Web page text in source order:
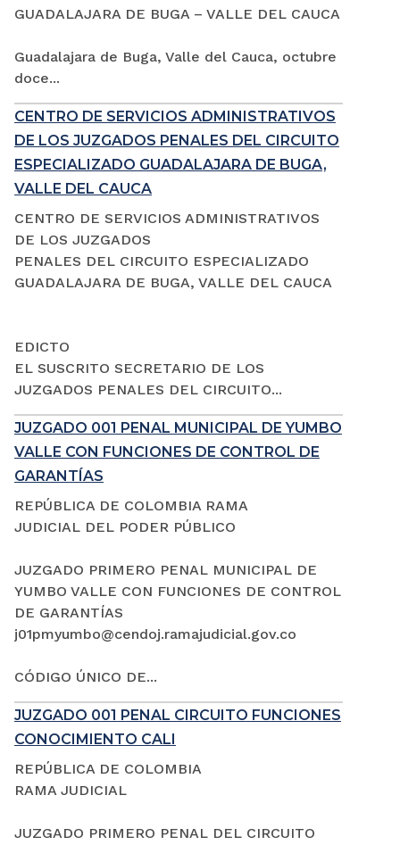
GUADALAJARA DE BUGA – VALLE DEL CAUCA
Guadalajara de Buga, Valle del Cauca, octubre
doce...
CENTRO DE SERVICIOS ADMINISTRATIVOS
DE LOS JUZGADOS PENALES DEL CIRCUITO
ESPECIALIZADO GUADALAJARA DE BUGA,
VALLE DEL CAUCA
CENTRO DE SERVICIOS ADMINISTRATIVOS
DE LOS JUZGADOS
PENALES DEL CIRCUITO ESPECIALIZADO
GUADALAJARA DE BUGA, VALLE DEL CAUCA
EDICTO
EL SUSCRITO SECRETARIO DE LOS
JUZGADOS PENALES DEL CIRCUITO...
JUZGADO 001 PENAL MUNICIPAL DE YUMBO
VALLE CON FUNCIONES DE CONTROL DE
GARANTÍAS
REPÚBLICA DE COLOMBIA RAMA
JUDICIAL DEL PODER PÚBLICO
JUZGADO PRIMERO PENAL MUNICIPAL DE
YUMBO VALLE CON FUNCIONES DE CONTROL
DE GARANTÍAS
j01pmyumbo@cendoj.ramajudicial.gov.co
CÓDIGO ÚNICO DE...
JUZGADO 001 PENAL CIRCUITO FUNCIONES
CONOCIMIENTO CALI
REPÚBLICA DE COLOMBIA
RAMA JUDICIAL
JUZGADO PRIMERO PENAL DEL CIRCUITO